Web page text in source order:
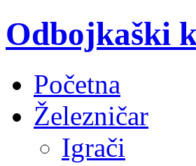
Odbojkaški
Početna
Železničar
Igrači